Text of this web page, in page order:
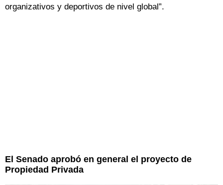
organizativos y deportivos de nivel global”.
El Senado aprobó en general el proyecto de
Propiedad Privada